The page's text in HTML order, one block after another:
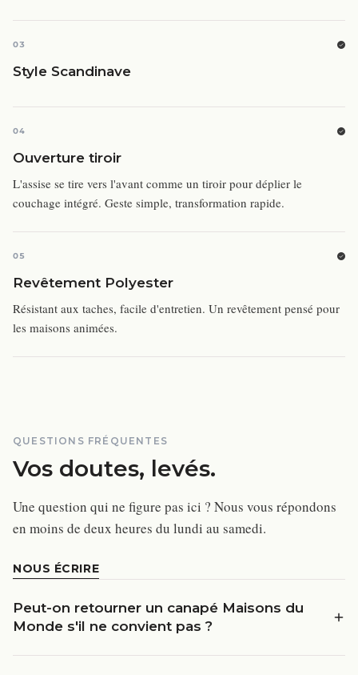
03
Style Scandinave
04
Ouverture tiroir
L'assise se tire vers l'avant comme un tiroir pour déplier le
couchage intégré. Geste simple, transformation rapide.
05
Revêtement Polyester
Résistant aux taches, facile d'entretien. Un revêtement pensé pour
les maisons animées.
QUESTIONS FRÉQUENTES
Vos doutes, levés.
Une question qui ne figure pas ici ? Nous vous répondons
en moins de deux heures du lundi au samedi.
NOUS ÉCRIRE
Peut-on retourner un canapé Maisons du
Monde s'il ne convient pas ?